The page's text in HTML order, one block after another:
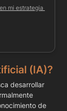
mi estrategia
(IA)?
desarrollar
de